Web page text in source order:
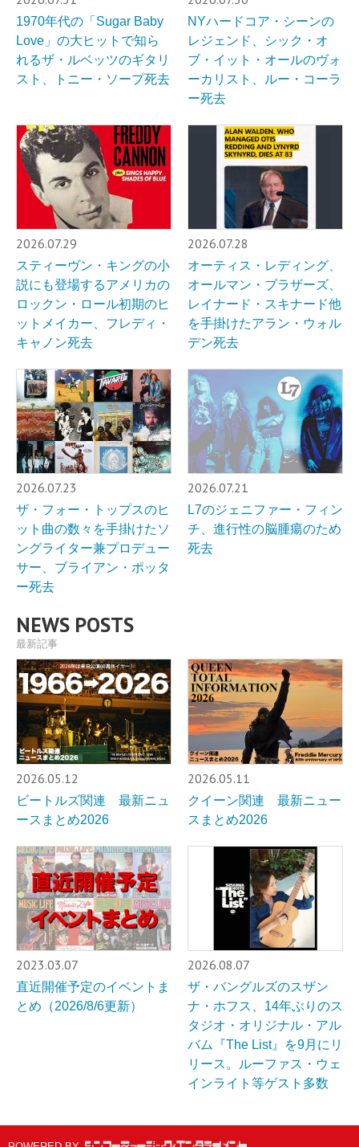
1970年代の「Sugar Baby
Love」の大ヒットで知ら
れるザ・ルベッツのギタリ
スト、トニー・ソープ死去
NYハードコア・シーンの
レジェンド、シック・オ
ブ・イット・オールのヴォ
ーカリスト、ルー・コーラ
ー死去
2026.07.29
スティーヴン・キングの小
説にも登場するアメリカの
ロックン・ロール初期のヒ
ットメイカー、フレディ・
キャノン死去
2026.07.28
オーティス・レディング、
オールマン・ブラザーズ、
レイナード・スキナード他
を手掛けたアラン・ウォル
デン死去
2026.07.23
ザ・フォー・トップスのヒ
ット曲の数々を手掛けたソ
ングライター兼プロデュー
サー、ブライアン・ポッタ
ー死去
2026.07.21
L7のジェニファー・フィン
チ、進行性の脳腫瘍のため
死去
NEWS POSTS
最新記事
2026.05.12
ビートルズ関連 最新ニュ
ースまとめ2026
2026.05.11
クイーン関連 最新ニュー
スまとめ2026
2023.03.07
直近開催予定のイベントま
とめ（2026/8/6更新）
2026.08.07
ザ・バングルズのスザン
ナ・ホフス、14年ぶりのス
タジオ・オリジナル・アル
バム『The List』を9月にリ
リース。ルーファス・ウェ
インライト等ゲスト多数